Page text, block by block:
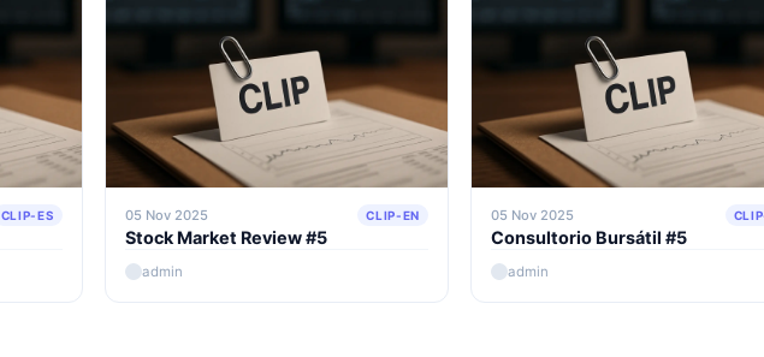
CLIP-ES 05 Nov 2025 CLIP-EN
Stock Market Review #5
admin
05 Nov 2025
Consultorio Bursátil #5
admin